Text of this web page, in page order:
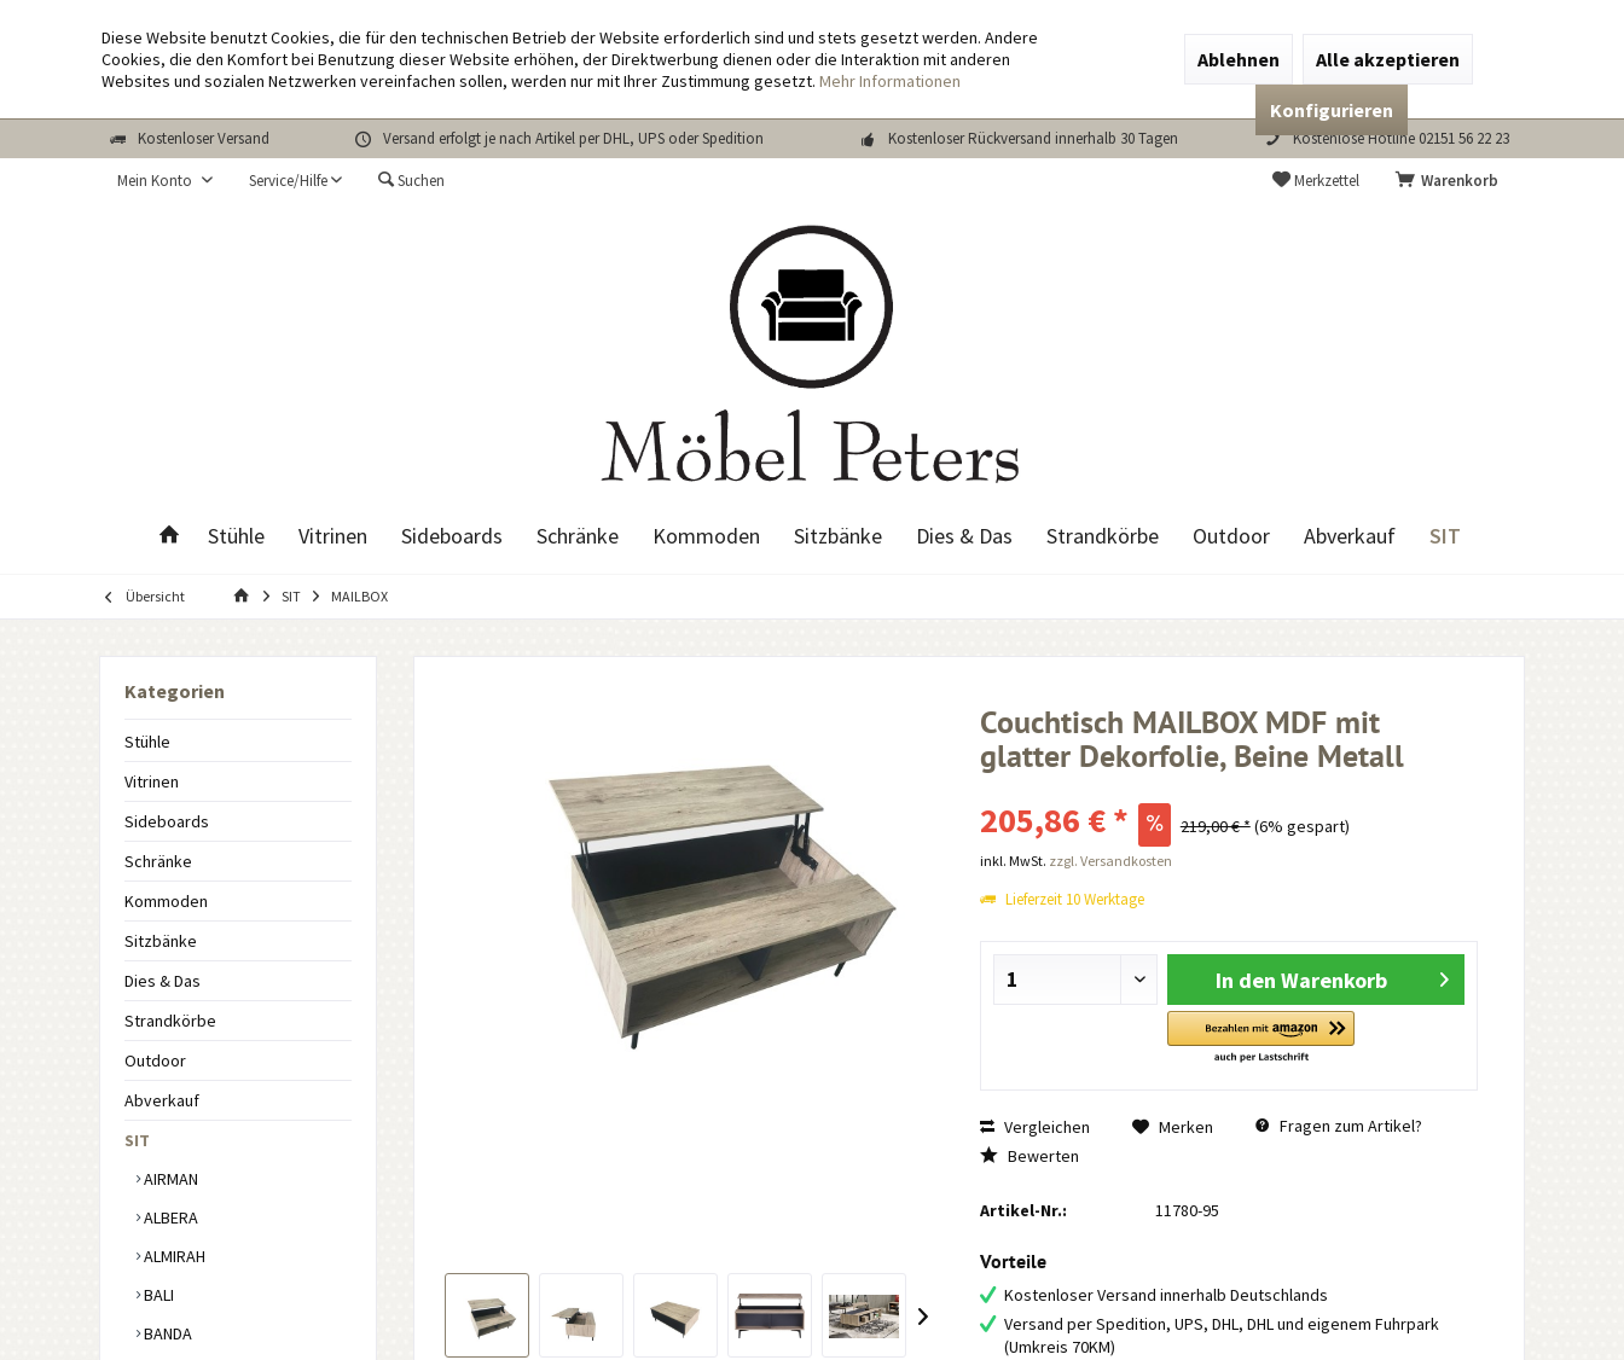
Diese Website benutzt Cookies, die für den technischen Betrieb der Website erforderlich sind und stets gesetzt werden. Andere
Cookies, die den Komfort bei Benutzung dieser Website erhöhen, der Direktwerbung dienen oder die Interaktion mit anderen
Websites und sozialen Netzwerken vereinfachen sollen, werden nur mit Ihrer Zustimmung gesetzt. Mehr Informationen
Ablehnen Alle akzeptieren
Konfigurieren
Kostenloser Versand Versand erfolgt je nach Artikel per DHL, UPS oder Spedition Kostenloser Rückversand innerhalb 30 Tagen Kostenlose Hotline 02151 56 22 23
Warenkorb
Merkzettel
Mein Konto Service/Hilfe Suchen
Stühle Vitrinen Sideboards Schränke Kommoden Sitzbänke Dies & Das Strandkörbe Outdoor Abverkauf SIT
Übersicht SIT MAILBOX
Kategorien
Stühle
Vitrinen
Sideboards
Schränke
Kommoden
Sitzbänke
Dies & Das
Strandkörbe
Outdoor
Abverkauf
SIT
AIRMAN
ALBERA
ALMIRAH
BALI
BANDA
Couchtisch MAILBOX MDF mit
glatter Dekorfolie, Beine Metall
205,86 € * 219,00 € *(6% gespart)
inkl. MwSt. zzgl. Versandkosten
Lieferzeit 10 Werktage
In den Warenkorb
Vergleichen Merken
Fragen zum Artikel?
Bewerten
Artikel-Nr.: 11780-95
Vorteile
Kostenloser Versand innerhalb Deutschlands
Versand per Spedition, UPS, DHL, DHL und eigenem Fuhrpark
(Umkreis 70KM)